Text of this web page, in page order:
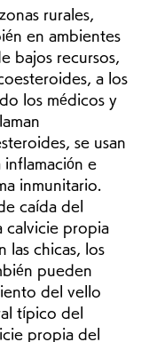
rurales,
en ambientes
bajos recursos,
a los
los médicos y
se usan
inflamación e
inmunitario.
caída del
calvicie propia
las chicas, los
pueden
del vello
típico del
propia del